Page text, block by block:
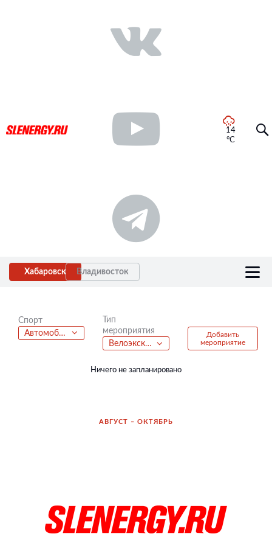
14
°C
Хабаровск Владивосток
Спорт
Автомобильный спорт
Тип
мероприятия
Велоэкскурсия
Добавить
мероприятие
Ничего не запланировано
АВГУСТ – ОКТЯБРЬ